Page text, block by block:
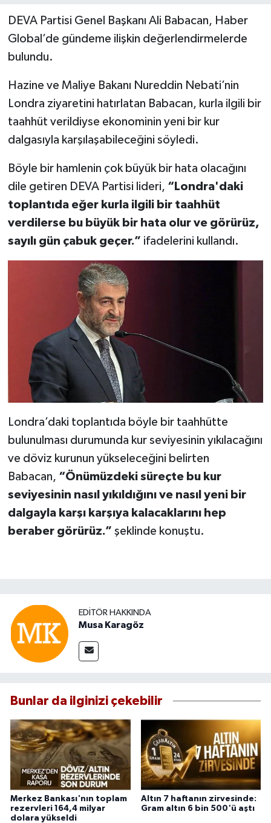
DEVA Partisi Genel Başkanı Ali Babacan, Haber
Global’de gündeme ilişkin değerlendirmelerde
bulundu.
Hazine ve Maliye Bakanı Nureddin Nebati’nin
Londra ziyaretini hatırlatan Babacan, kurla ilgili bir
taahhüt verildiyse ekonominin yeni bir kur
dalgasıyla karşılaşabileceğini söyledi.
Böyle bir hamlenin çok büyük bir hata olacağını
dile getiren DEVA Partisi lideri, “Londra'daki
toplantıda eğer kurla ilgili bir taahhüt
verdilerse bu büyük bir hata olur ve görürüz,
sayılı gün çabuk geçer.” ifadelerini kullandı.
Londra’daki toplantıda böyle bir taahhütte
bulunulması durumunda kur seviyesinin yıkılacağını
ve döviz kurunun yükseleceğini belirten
Babacan, “Önümüzdeki süreçte bu kur
seviyesinin nasıl yıkıldığını ve nasıl yeni bir
dalgayla karşı karşıya kalacaklarını hep
beraber görürüz.” şeklinde konuştu.
EDITÖR HAKKINDA
Musa Karagöz
Bunlar da ilginizi çekebilir
Merkez Bankası'nın toplam
rezervleri 164,4 milyar
dolara yükseldi
Altın 7 haftanın zirvesinde:
Gram altın 6 bin 500'ü aştı